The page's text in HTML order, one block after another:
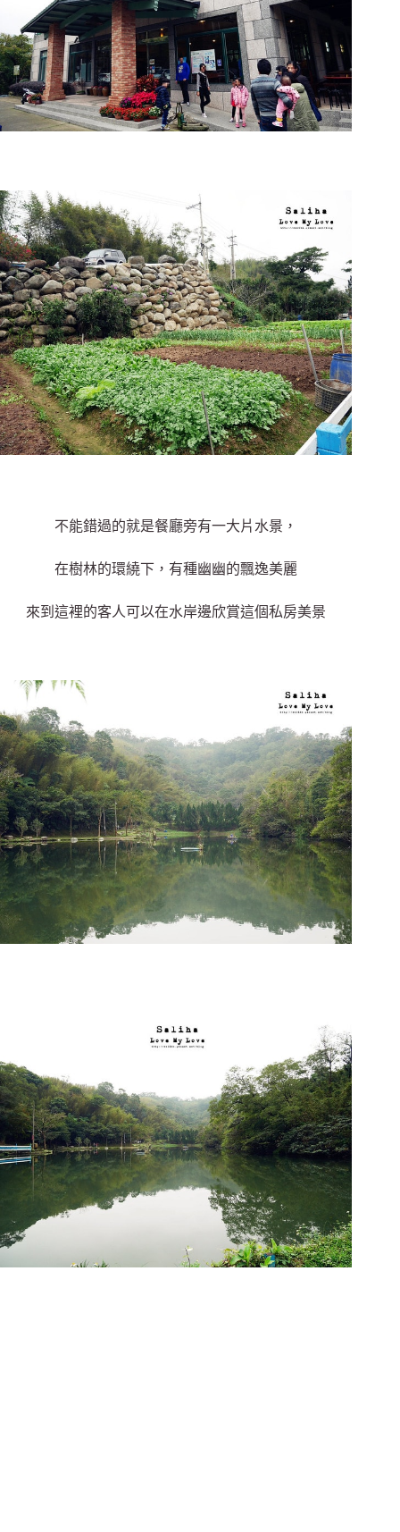
不能錯過的就是餐廳旁有一大片水景，
在樹林的環繞下，有種幽幽的飄逸美麗
來到這裡的客人可以在水岸邊欣賞這個私房美景